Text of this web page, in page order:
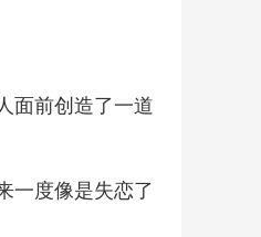
面前创造了一道
一度像是失恋了